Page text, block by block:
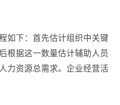
如下：首先估计组织中关键
根据这一数量估计辅助人员
力资源总需求。企业经营活